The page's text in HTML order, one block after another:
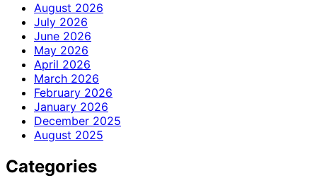
August 2026
July 2026
June 2026
May 2026
April 2026
March 2026
February 2026
January 2026
December 2025
August 2025
Categories